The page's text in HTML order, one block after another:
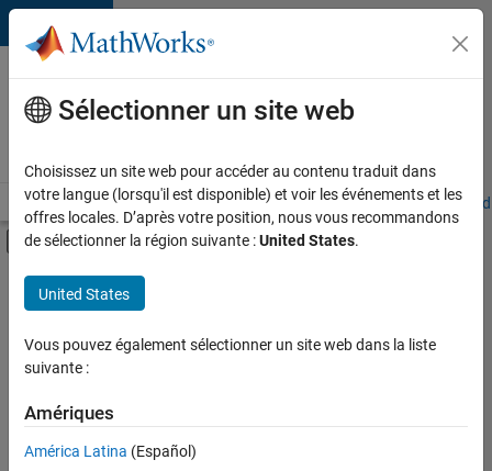
Passer au contenu
Votre
carrière
chez
Accueil Explorer nos opportunités Adresses de nos bureaux
Activer/désactiver l'affichage du menu
Contenu principal
FILTRER PAR
Programme destiné aux nouvelles carrières (EDG)
Applications et outils commerciaux
Gestion des programmes
Actuellement,
Sélectionner un site web
Choisissez un site web pour accéder au contenu traduit dans
votre langue (lorsqu'il est disponible) et voir les événements et les
offres locales. D’après votre position, nous vous recommandons
de sélectionner la région suivante :United States.
United States
Vous pouvez également sélectionner un site web dans la liste
suivante :
Amériques
América Latina (Español)